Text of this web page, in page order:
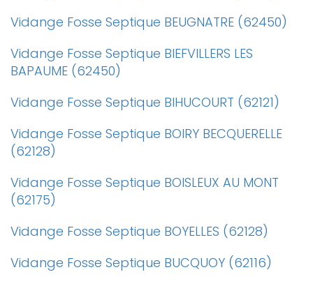
Vidange Fosse Septique BEUGNATRE (62450)
Vidange Fosse Septique BIEFVILLERS LES
BAPAUME (62450)
Vidange Fosse Septique BIHUCOURT (62121)
Vidange Fosse Septique BOIRY BECQUERELLE
(62128)
Vidange Fosse Septique BOISLEUX AU MONT
(62175)
Vidange Fosse Septique BOYELLES (62128)
Vidange Fosse Septique BUCQUOY (62116)